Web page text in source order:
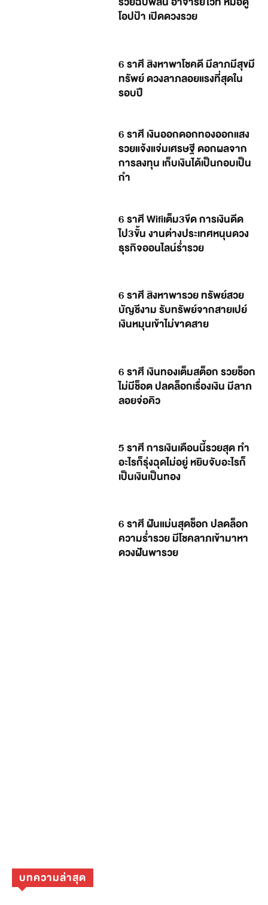
โอปป้า เปิดดวงรวย
6 ราศี สิงหาพาโชคดี มีลาภมีสุขมี
ทรัพย์ ดวงลาภลอยแรงที่สุดใน
รอบปี
6 ราศี เงินออกดอกทองออกแสง
รวยแจ้งแจ่มเศรษฐี ดอกผลจาก
การลงทุน เก็บเงินได้เป็นกอบเป็น
กำ
6 ราศี Wifiเต็ม3ขีด การเงินดีด
ไป3ขั้น งานต่างประเทศหนุนดวง
ธุรกิจออนไลน์ร่ำรวย
6 ราศี สิงหาพารวย ทรัพย์สวย
บัญชีงาม รับทรัพย์จากสายเปย์
เงินหมุนเข้าไม่ขาดสาย
6 ราศี เงินทองเต็มสต็อก รวยช็อก
ไม่มีช็อต ปลดล็อกเรื่องเงิน มีลาภ
ลอยจ่อคิว
5 ราศี การเงินเดือนนี้รวยสุด ทำ
อะไรก็รุ่งฉุดไม่อยู่ หยิบจับอะไรก็
เป็นเงินเป็นทอง
6 ราศี ฝันแม่นสุดช็อก ปลดล็อก
ความร่ำรวย มีโชคลาภเข้ามาหา
ดวงฝันพารวย
บทความล่าสุด